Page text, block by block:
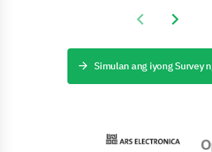
Previous slide
Next slide
Simulan ang iyong Survey